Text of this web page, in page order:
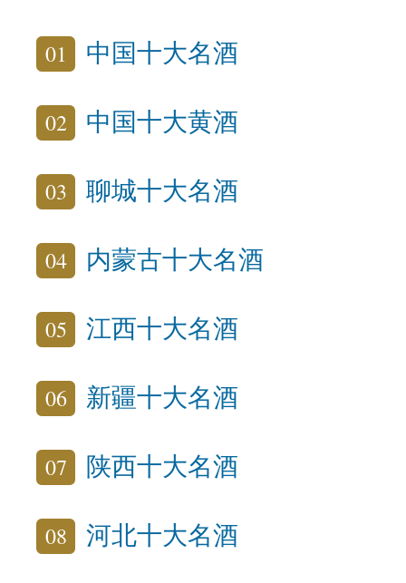
01 中国十大名酒
02 中国十大黄酒
03 聊城十大名酒
04 内蒙古十大名酒
05 江西十大名酒
06 新疆十大名酒
07 陕西十大名酒
08 河北十大名酒